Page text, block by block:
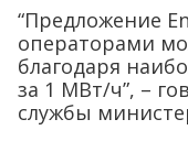
“Предложение
операторами
благодаря
за 1 МВт/ч”, –
службы